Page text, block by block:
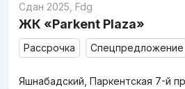
Сдан 2025 Fdg
ЖК «Parkent Plaza»
Рассрочка Спецпредложение
Яшнабадский, Паркентская 7-й